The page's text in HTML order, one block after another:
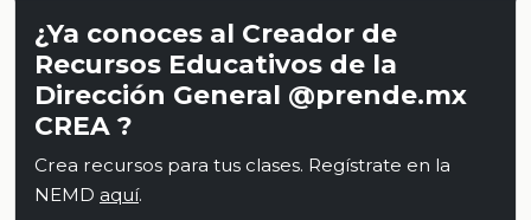
¿Ya conoces al Creador de
Recursos Educativos de la
Dirección General @prende.mx
CREA ?
Crea recursos para tus clases. Regístrate en la
NEMD aquí.